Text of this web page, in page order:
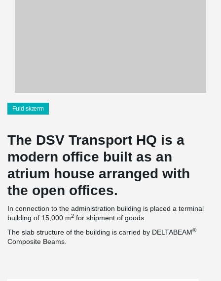
Fuld skærm
The DSV Transport HQ is a
modern office built as an
atrium house arranged with
the open offices.
In connection to the administration building is placed a terminal
building of 15,000 m2 for shipment of goods.
The slab structure of the building is carried by DELTABEAM®
Composite Beams.